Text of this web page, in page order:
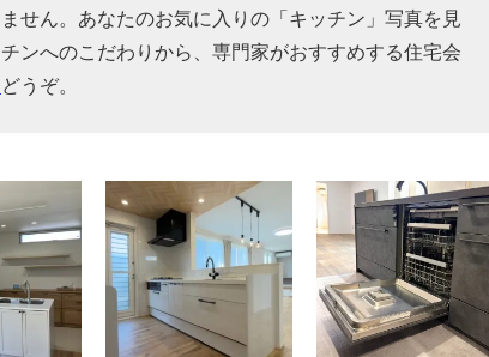
せん。あなたのお気に入りの「キッチン」写真を見
ンへのこだわりから、専門家がおすすめする住宅会
どうぞ。